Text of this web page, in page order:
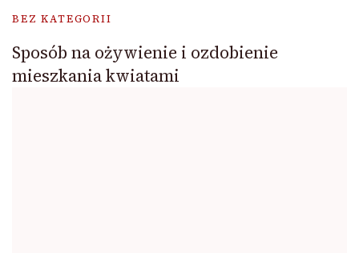
BEZ KATEGORII
Sposób na ożywienie i ozdobienie
mieszkania kwiatami